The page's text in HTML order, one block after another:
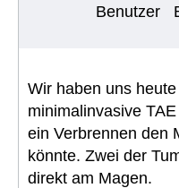
Benutzer
Wir haben uns
minimalinvasive
ein Verbrennen den
könnte. Zwei der
direkt am Magen.